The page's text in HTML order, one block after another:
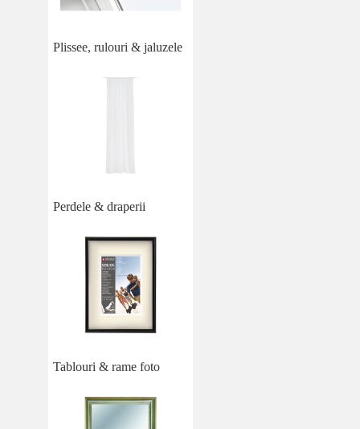
Plissee, rulouri & jaluzele
Perdele & draperii
Tablouri & rame foto